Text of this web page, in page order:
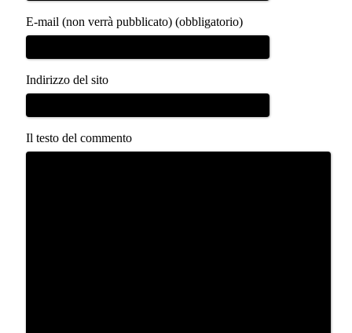
E-mail (non verrà pubblicato) (obbligatorio)
Indirizzo del sito
Il testo del commento